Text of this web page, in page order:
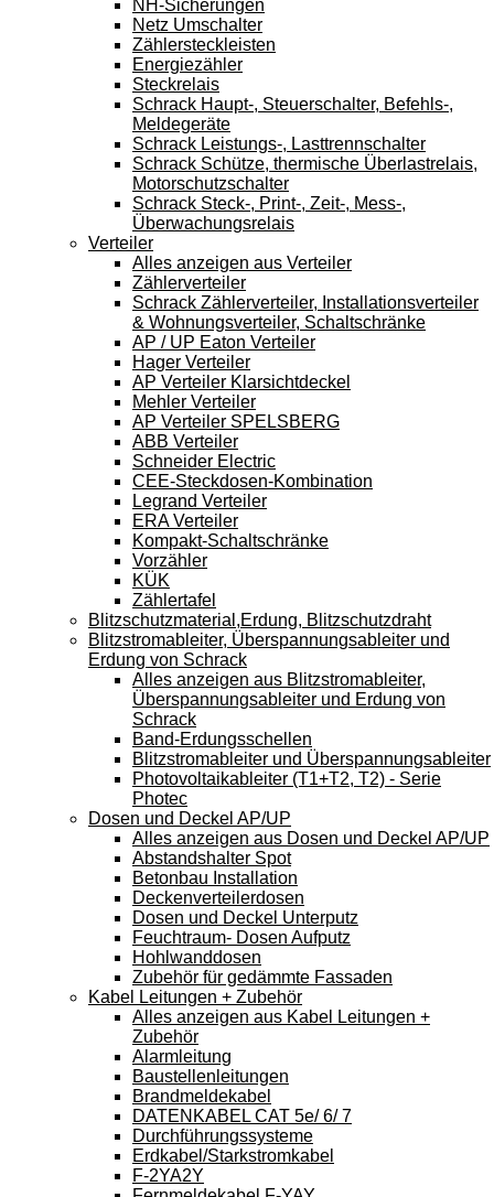
NH-Sicherungen
Netz Umschalter
Zählersteckleisten
Energiezähler
Steckrelais
Schrack Haupt-, Steuerschalter, Befehls-,
Meldegeräte
Schrack Leistungs-, Lasttrennschalter
Schrack Schütze, thermische Überlastrelais,
Motorschutzschalter
Schrack Steck-, Print-, Zeit-, Mess-,
Überwachungsrelais
Verteiler
Alles anzeigen aus Verteiler
Zählerverteiler
Schrack Zählerverteiler, Installationsverteiler
& Wohnungsverteiler, Schaltschränke
AP / UP Eaton Verteiler
Hager Verteiler
AP Verteiler Klarsichtdeckel
Mehler Verteiler
AP Verteiler SPELSBERG
ABB Verteiler
Schneider Electric
CEE-Steckdosen-Kombination
Legrand Verteiler
ERA Verteiler
Kompakt-Schaltschränke
Vorzähler
KÜK
Zählertafel
Blitzschutzmaterial,Erdung, Blitzschutzdraht
Blitzstromableiter, Überspannungsableiter und
Erdung von Schrack
Alles anzeigen aus Blitzstromableiter,
Überspannungsableiter und Erdung von
Schrack
Band-Erdungsschellen
Blitzstromableiter und Überspannungsableiter
Photovoltaikableiter (T1+T2, T2) - Serie
Photec
Dosen und Deckel AP/UP
Alles anzeigen aus Dosen und Deckel AP/UP
Abstandshalter Spot
Betonbau Installation
Deckenverteilerdosen
Dosen und Deckel Unterputz
Feuchtraum- Dosen Aufputz
Hohlwanddosen
Zubehör für gedämmte Fassaden
Kabel Leitungen + Zubehör
Alles anzeigen aus Kabel Leitungen +
Zubehör
Alarmleitung
Baustellenleitungen
Brandmeldekabel
DATENKABEL CAT 5e/ 6/ 7
Durchführungssysteme
Erdkabel/Starkstromkabel
F-2YA2Y